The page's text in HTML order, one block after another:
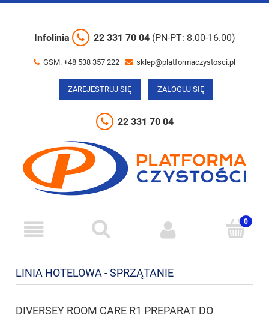
Infolinia 22 331 70 04 (PN-PT: 8.00-16.00)
GSM. +48 538 357 222 sklep@platformaczystosci.pl
ZAREJESTRUJ SIĘ ZALOGUJ SIĘ
22 331 70 04
LINIA HOTELOWA - SPRZĄTANIE
DIVERSEY ROOM CARE R1 PREPARAT DO